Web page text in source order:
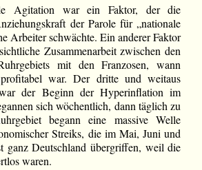
Agitation war ein Faktor, der die
der Parole für „nationale
Arbeiter schwächte. Ein anderer Faktor
Zusammenarbeit zwischen den
mit den Franzosen, wann
war. Der dritte und weitaus
der Beginn der Hyperinflation im
sich wöchentlich, dann täglich zu
begann eine massive Welle
Streiks, die im Mai, Juni und
ganz Deutschland übergriffen, weil die
waren.